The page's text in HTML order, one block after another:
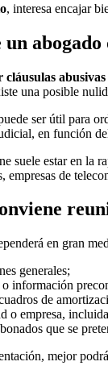
, interesa encajar
abusivas
una posible
ser útil para
en función
suele estar en la
empresas de
en gran
generales;
información
de
o empresa,
que se
mejor